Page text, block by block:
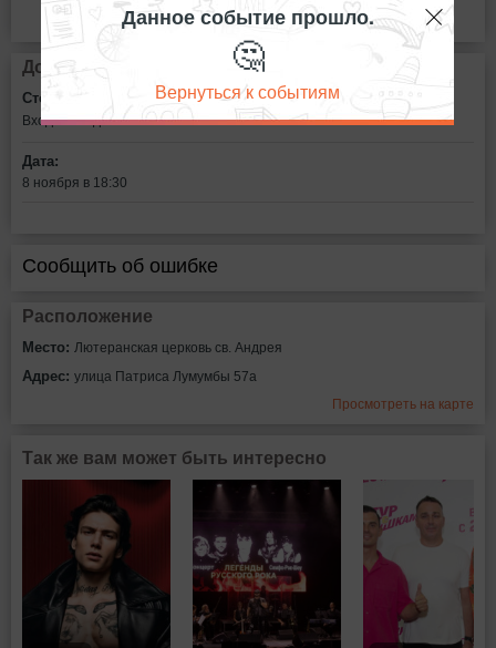
Дополнительная информация
Стоимость билетов:
Вход свободный
Дата:
8 ноября в 18:30
Сообщить об ошибке
Расположение
Место: Лютеранская церковь св. Андрея
Адрес: улица Патриса Лумумбы 57а
Просмотреть на карте
Так же вам может быть интересно
Данное событие прошло.
🤔
Вернуться к событиям